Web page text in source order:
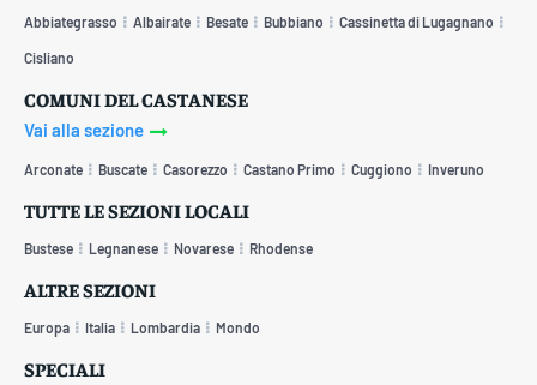
Abbiategrasso Albairate Besate Bubbiano Cassinetta di Lugagnano
Cisliano
COMUNI DEL CASTANESE
Vai alla sezione
Arconate Buscate Casorezzo Castano Primo Cuggiono Inveruno
TUTTE LE SEZIONI LOCALI
Bustese Legnanese Novarese Rhodense
ALTRE SEZIONI
Europa Italia Lombardia Mondo
SPECIALI